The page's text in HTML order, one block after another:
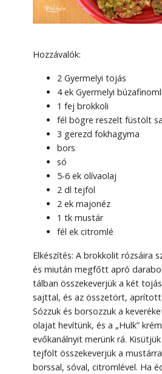
Hozzávalók:
2 Gyermelyi tojás
4 ek Gyermelyi
1 fej brokkoli
fél bögre reszelt füstölt
3 gerezd fokhagyma
bors
só
5-6 ek olívaolaj
2 dl tejföl
2 ek majonéz
1 tk mustár
fél ek citromlé
Elkészítés: A brokkolit rózsáira
és miután megfőtt apró
tálban összekeverjük a két
sajttal, és az összetört, aprított
Sózzuk és borsozzuk a
olajat hevítünk, és a „Hulk”
evőkanálnyit merünk rá.
tejfölt összekeverjük a
borssal, sóval, citromlével. Ha